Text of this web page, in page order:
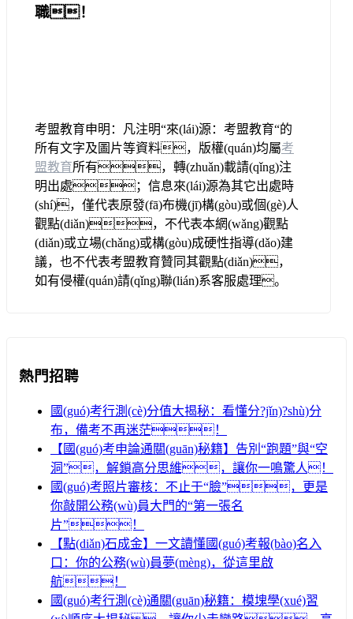
職！
考盟教育申明：凡注明“來(lái)源：考盟教育“的
所有文字及圖片等資料，版權(quán)均屬考
盟教育所有，轉(zhuǎn)載請(qǐng)注
明出處；信息來(lái)源為其它出處時
(shí)，僅代表原發(fā)布機(jī)構(gòu)或個(gè)人
觀點(diǎn)，不代表本網(wǎng)觀點
(diǎn)或立場(chǎng)或構(gòu)成硬性指導(dǎo)建
議，也不代表考盟教育贊同其觀點(diǎn)，
如有侵權(quán)請(qǐng)聯(lián)系客服處理。
熱門招聘
國(guó)考行測(cè)分值大揭秘：看懂分?jǐn)?shù)分
布，備考不再迷茫！
【國(guó)考申論通關(guān)秘籍】告別“跑題”與“空
洞”，解鎖高分思維，讓你一鳴驚人！
國(guó)考照片審核：不止于“臉”，更是
你敲開公務(wù)員大門的“第一張名
片”！
【點(diǎn)石成金】一文讀懂國(guó)考報(bào)名入
口：你的公務(wù)員夢(mèng)，從這里啟
航！
國(guó)考行測(cè)通關(guān)秘籍：模塊學(xué)習